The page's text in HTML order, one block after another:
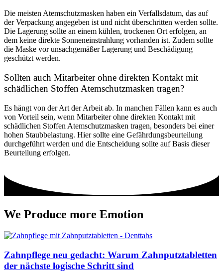
Die meisten Atemschutzmasken haben ein Verfallsdatum, das auf
der Verpackung angegeben ist und nicht überschritten werden sollte.
Die Lagerung sollte an einem kühlen, trockenen Ort erfolgen, an
dem keine direkte Sonneneinstrahlung vorhanden ist. Zudem sollte
die Maske vor unsachgemäßer Lagerung und Beschädigung
geschützt werden.
Sollten auch Mitarbeiter ohne direkten Kontakt mit
schädlichen Stoffen Atemschutzmasken tragen?
Es hängt von der Art der Arbeit ab. In manchen Fällen kann es auch
von Vorteil sein, wenn Mitarbeiter ohne direkten Kontakt mit
schädlichen Stoffen Atemschutzmasken tragen, besonders bei einer
hohen Staubbelastung. Hier sollte eine Gefährdungsbeurteilung
durchgeführt werden und die Entscheidung sollte auf Basis dieser
Beurteilung erfolgen.
We Produce more Emotion
Zahnpflege neu gedacht: Warum Zahnputztabletten
der nächste logische Schritt sind